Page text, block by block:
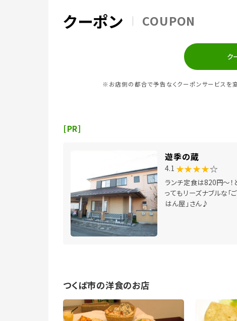
クーポン COUPON
ク
※お店側の都合で予告なくクーポンサービスを
[PR]
遊季の蔵
4.1 ★★★★☆
ランチ定食は820円～！
ってもリーズナブルな「ご
はん屋」さん♪
つくば市の洋食のお店